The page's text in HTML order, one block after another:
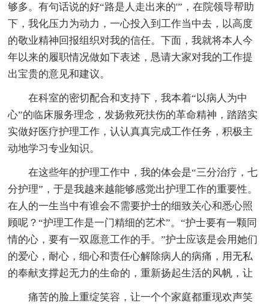
够多。有句话说的好“路是人走出来的'”，在院领导帮助
下，我化压力为动力，一心投入到工作当中去，以高度
的敬业精神回报组织对我的信任。下面，我就将本人今
年以来的履职情况做如下表述，恳请大家对我的工作提
出宝贵的意见和建议。
在科室的密切配合和支持下，我本着“以病人为中
心”的临床服务理念，发扬救死扶伤的革命精神，踏踏实
实做好医疗护理工作，认认真真完成工作任务，积极主
动地学习专业知识。
在这些年的护理工作中，我的体会是“三分治疗，七
分护理”，于是我越来越能够感觉出护理工作的重要性。
在人的一生当中有谁会不需要护士的细致关心和悉心照
顾呢？“护理工作是一门精细的艺术”。“护士要有一颗同
情的心，要有一双愿意工作的手。”护士应该是会用她们
的爱心，耐心，细心和责任心解除病人的病痛，用无私
的奉献支撑起无力的生命的，重新扬起生活的风帆，让
痛苦的脸上重绽笑容，让一个个家庭都重现欢声笑